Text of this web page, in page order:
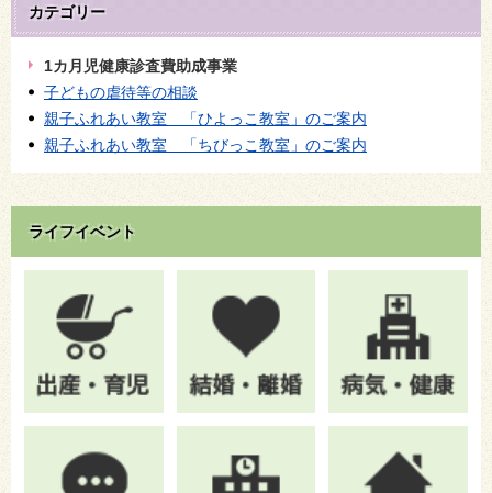
カテゴリー
1カ月児健康診査費助成事業
子どもの虐待等の相談
親子ふれあい教室 「ひよっこ教室」のご案内
親子ふれあい教室 「ちびっこ教室」のご案内
ライフイベント